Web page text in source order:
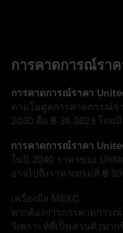
การคาดการณ์รา
การคาดการณ์ราคา
ตามโมดูลการคาดการณ์ร
2030 คือ ฿ 36.3823 โดยมี
การคาดการณ์ราคา
ในปี 2040 ราคาของ
อาจไปถึงราคาเทรดที่ ฿
เครื่องมือ MEXC
หากต้องการการคาดการ
วิเคราะห์ที่เป็นส่วนตัวมา